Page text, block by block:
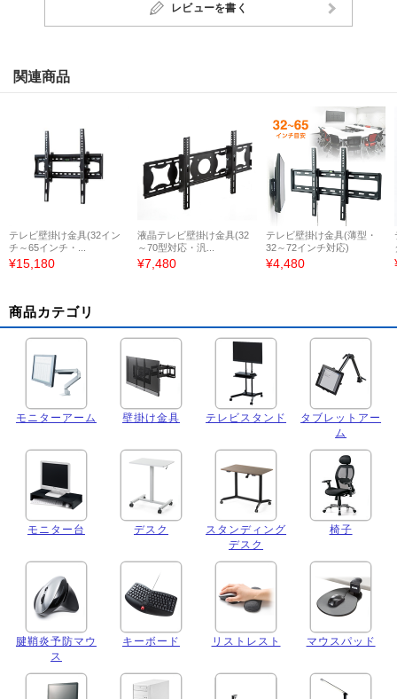
レビューを書く
関連商品
テレビ壁掛け金具(32イン
チ～65インチ・...
¥15,180
液晶テレビ壁掛け金具(32
～70型対応・汎...
¥7,480
テレビ壁掛け金具(薄型・
32～72インチ対応)
¥4,480
商品カテゴリ
モニターアーム 壁掛け金具 テレビスタンド
タブレットアー
ム
モニター台 デスク
スタンディング
デスク
椅子
腱鞘炎予防マウ
ス
キーボード リストレスト マウスパッド